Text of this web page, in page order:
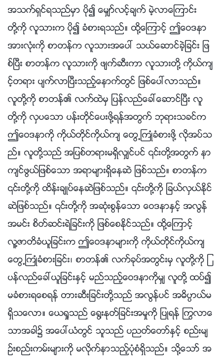
အသက္ရွင္ရသည္မွာ ပို၍ ေမွ်ာ္လင့္ခ်က္ မဲ့လာေၾကာင္း
တို႔ကို လူသားက ပို၍ ခံစားရသည္။ ထို႔ေၾကာင့္ ဤေဝဒနာ
အားလုံးကို စာတန္က လူသားအေပၚ သယ္ေဆာင္ခဲ့ျခင္း ျဖ
စ္ၿပီး စာတန္က လူသားကို ဖ်က္ဆီးကာ လူသားတို႔ ကိုယ္က်
င့္တရား ပ်က္လာၿပီးသည့္ေနာက္တြင္ ျဖစ္ေပၚလာသည္။
လူတို႔ကို စာတန္၏ လက္ထဲမွ ျပန္လည္ေခၚေဆာင္ၿပီး လူ
တို႔ကို လွပေသာ ပန္းတိုင္ေပးဖို႔ရန္အတြက္ ဘုရားသခင္က
ဤေဝဒနာကို ကိုယ္တိုင္ကိုယ္က် ေတြ႕ႀကဳံခံစားဖို႔ လိုအပ္သ
ည္။ လူတို႔သည္ အျပစ္တရားမရွိလွ်င္ပင္ ၎တို႔အတြက္ နာ
က်င္ဖြယ္ျဖစ္ေသာ အရာမ်ားရွိေနဆဲ ျဖစ္သည္။ စာတန္က
၎တို႔ကို ထိန္းခ်ဳပ္ေနဆဲျဖစ္သည္။ ၎တို႔ကို ျခယ္လွယ္ႏိုင္
ဆဲျဖစ္သည္။ ၎တို႔ကို အဆုံးစြန္ေသာ ေဝဒနာႏွင့္ အလြန္
အမင္း စိတ္ဆင္းရဲျခင္းကို ျဖစ္ေစႏိုင္သည္။ ထို႔ေၾကာင့္
လူ႔ဇာတိခံယူျခင္းက ဤေဝဒနာမ်ားကို ကိုယ္တိုင္ကိုယ္က်
ေတြ႕ႀကဳံခံစားျခင္း၊ စာတန္၏ လက္ခုပ္အတြင္းမွ လူတို႔ကို ျ
ပန္လည္ေခၚယူျခင္းႏွင့္ မည္သည့္ေဝဒနာကိုမွ် လူတို႔ ထပ္၍
မခံစားရေစရန္ တားဆီးျခင္းတို႔သည္ အလြန္ပင္ အဓိပၸာယ္မ
ရွိသေလာ။ ေယရႈသည္ ေ႐ြးႏုတ္ျခင္းအမႈကို ျပဳရန္ ႂကြလာေ
သာအခါ၌ အေပၚယံတြင္ သူသည္ ပညတ္ေတာ္ႏွင့္ စည္းမ်
ဥ္းစည္းကမ္းမ်ားကို မလိုက္နာသည့္ပုံစံရွိသည္။ သို႔ေသာ္ အ